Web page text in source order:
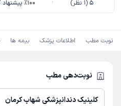
5
(
1 نظر) ٪100 پیشنهاد
نوبت مطب اطلاعات پزشک بیمه ها
نوبت‌دهی مطب
کلینیک دندانپزشکی شهاب کرمان